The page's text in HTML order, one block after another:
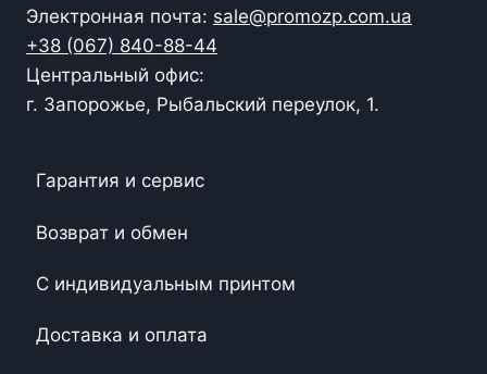
Электронная почта: sale@promozp.com.ua
+38 (067) 840-88-44
Центральный офис:
г. Запорожье, Рыбальский переулок, 1.
Гарантия и сервис
Возврат и обмен
С индивидуальным принтом
Доставка и оплата